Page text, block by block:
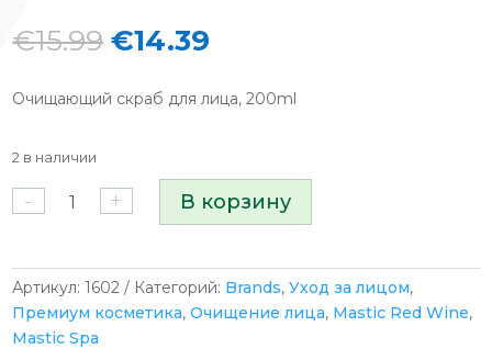
€15.99 Первоначальная
составляла
€15.99.
€14.39
€14.39.
Очищающий скраб для лица, 200ml
2 в наличии
-
товара
Facial
Wash
Scrub
+ В корзину
Артикул:1602 Категорий: Brands,Уход за лицом,
Премиум косметика,Очищение лица, Mastic Red Wine,
Mastic Spa